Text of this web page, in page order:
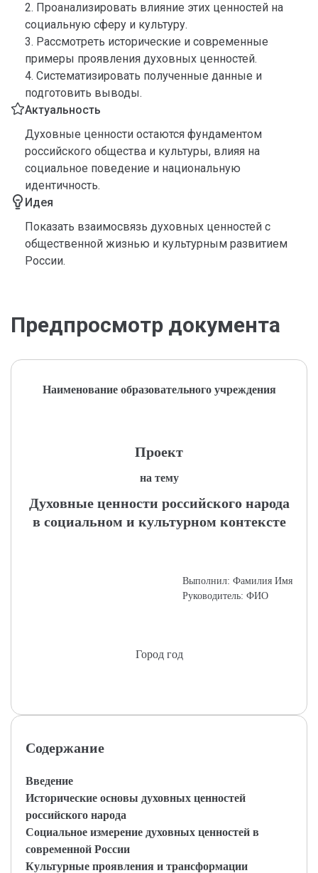
2. Проанализировать влияние этих ценностей на
социальную сферу и культуру.
3. Рассмотреть исторические и современные
примеры проявления духовных ценностей.
4. Систематизировать полученные данные и
подготовить выводы.
Актуальность
Духовные ценности остаются фундаментом
российского общества и культуры, влияя на
социальное поведение и национальную
идентичность.
Идея
Показать взаимосвязь духовных ценностей с
общественной жизнью и культурным развитием
России.
Предпросмотр документа
Наименование образовательного учреждения
Проект
на тему
Духовные ценности российского народа
в социальном и культурном контексте
Выполнил: Фамилия Имя
Руководитель: ФИО
Город год
Содержание
Введение
Исторические основы духовных ценностей
российского народа
Социальное измерение духовных ценностей в
современной России
Культурные проявления и трансформации